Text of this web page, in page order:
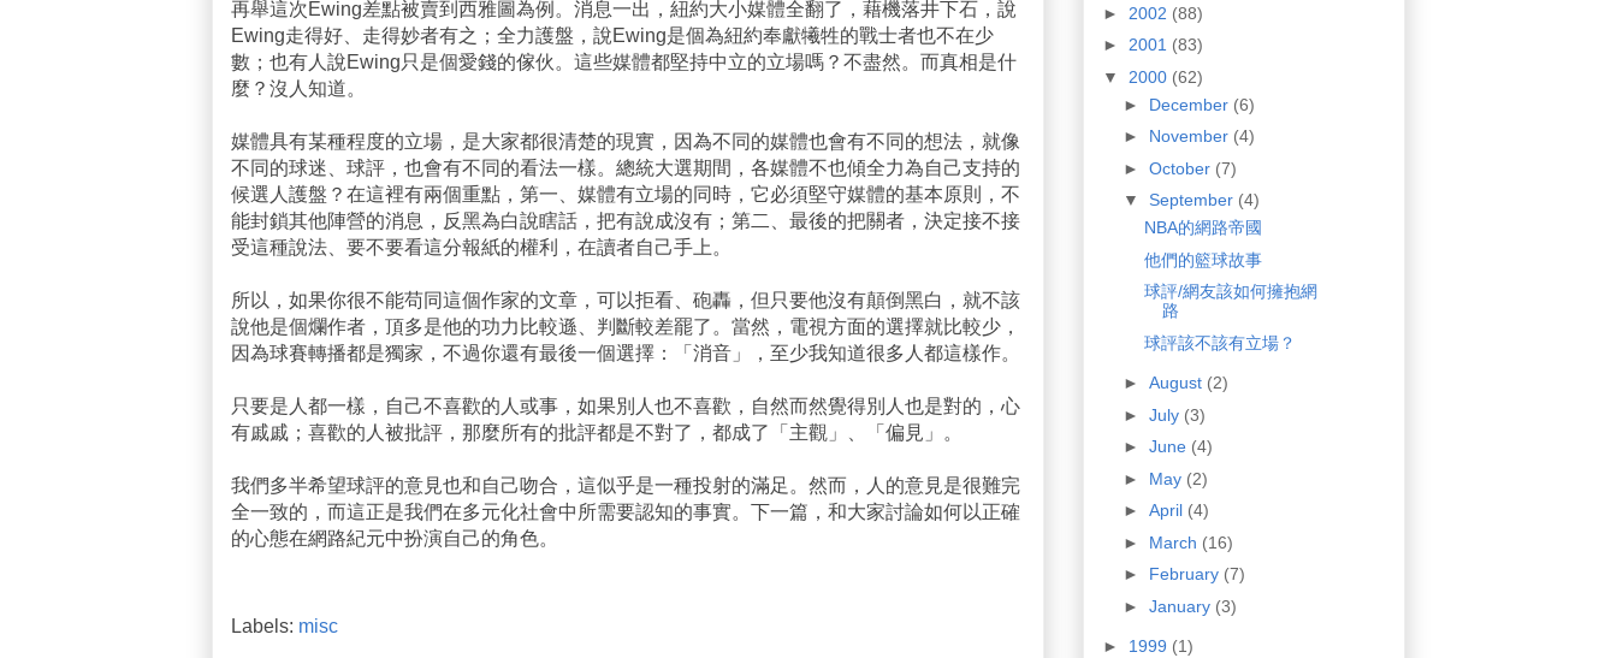
再舉這次Ewing差點被賣到西雅圖為例。消息一出，紐約大小媒體全翻了，藉機落井下石，說
Ewing走得好、走得妙者有之；全力護盤，說Ewing是個為紐約奉獻犧牲的戰士者也不在少
數；也有人說Ewing只是個愛錢的傢伙。這些媒體都堅持中立的立場嗎？不盡然。而真相是什
麼？沒人知道。
媒體具有某種程度的立場，是大家都很清楚的現實，因為不同的媒體也會有不同的想法，就像
不同的球迷、球評，也會有不同的看法一樣。總統大選期間，各媒體不也傾全力為自己支持的
候選人護盤？在這裡有兩個重點，第一、媒體有立場的同時，它必須堅守媒體的基本原則，不
能封鎖其他陣營的消息，反黑為白說瞎話，把有說成沒有；第二、最後的把關者，決定接不接
受這種說法、要不要看這分報紙的權利，在讀者自己手上。
所以，如果你很不能苟同這個作家的文章，可以拒看、砲轟，但只要他沒有顛倒黑白，就不該
說他是個爛作者，頂多是他的功力比較遜、判斷較差罷了。當然，電視方面的選擇就比較少，
因為球賽轉播都是獨家，不過你還有最後一個選擇：「消音」，至少我知道很多人都這樣作。
只要是人都一樣，自己不喜歡的人或事，如果別人也不喜歡，自然而然覺得別人也是對的，心
有戚戚；喜歡的人被批評，那麼所有的批評都是不對了，都成了「主觀」、「偏見」。
我們多半希望球評的意見也和自己吻合，這似乎是一種投射的滿足。然而，人的意見是很難完
全一致的，而這正是我們在多元化社會中所需要認知的事實。下一篇，和大家討論如何以正確
的心態在網路紀元中扮演自己的角色。
Labels: misc
► 2002 (88)
► 2001 (83)
▼ 2000 (62)
► December (6)
► November (4)
► October (7)
▼ September (4)
NBA的網路帝國
他們的籃球故事
球評/網友該如何擁抱網
路
球評該不該有立場？
► August (2)
► July (3)
► June (4)
► May (2)
► April (4)
► March (16)
► February (7)
► January (3)
► 1999 (1)